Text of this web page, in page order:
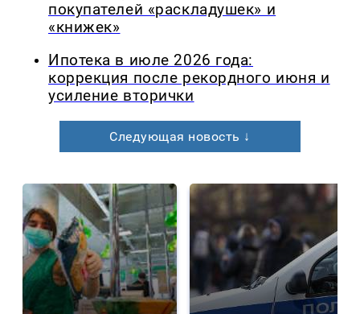
покупателей «раскладушек» и
«книжек»
Ипотека в июле 2026 года:
коррекция после рекордного июня и
усиление вторички
Следующая новость ↓